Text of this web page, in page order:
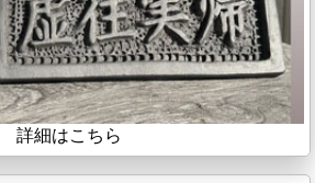
詳細はこちら